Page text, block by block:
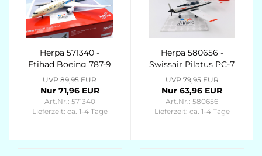
Herpa 571340 -
Etihad Boeing 787-9
Dreamliner “Choose
the USA” – A6-BLE
UVP 89,95 EUR
Nur 71,96 EUR
Art.Nr.: 571340
Lieferzeit: ca. 1-4 Tage
Herpa 580656 -
Swissair Pilatus PC-7
Turbo Trainer
(Schweizerische
Luftverkehrsschule)
– HB-HOQ
UVP 79,95 EUR
Nur 63,96 EUR
Art.Nr.: 580656
Lieferzeit: ca. 1-4 Tage